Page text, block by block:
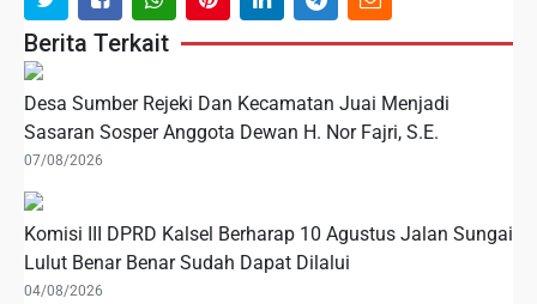
Berita Terkait
Desa Sumber Rejeki Dan Kecamatan Juai Menjadi
Sasaran Sosper Anggota Dewan H. Nor Fajri, S.E.
07/08/2026
Komisi III DPRD Kalsel Berharap 10 Agustus Jalan Sungai
Lulut Benar Benar Sudah Dapat Dilalui
04/08/2026